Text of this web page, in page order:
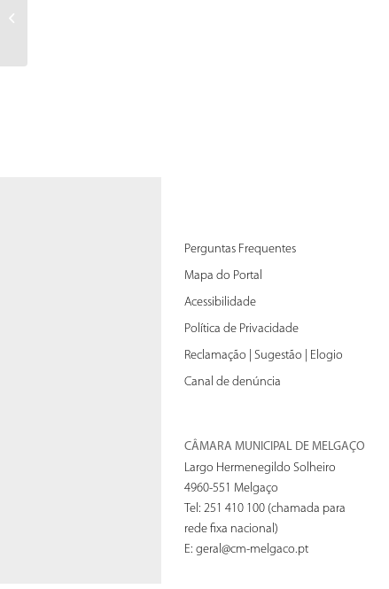
Perguntas Frequentes
Mapa do Portal
Acessibilidade
Política de Privacidade
Reclamação | Sugestão | Elogio
Canal de denúncia
CÂMARA MUNICIPAL DE MELGAÇO
Largo Hermenegildo Solheiro
4960-551 Melgaço
Tel: 251 410 100 (chamada para
rede fixa nacional)
E:geral@cm-melgaco.pt